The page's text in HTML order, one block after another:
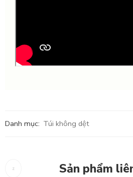
Danh mục: Túi không dệt
Sản phẩm